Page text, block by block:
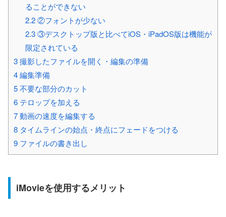
ることができない
2.2②フォントが少ない
2.3③デスクトップ版と比べてiOS・iPadOS版は機能が
限定されている
3撮影したファイルを開く・編集の準備
4編集準備
5不要な部分のカット
6 テロップを加える
7動画の速度を編集する
8 タイムラインの始点・終点にフェードをつける
9 ファイルの書き出し
iMovieを使用するメリット